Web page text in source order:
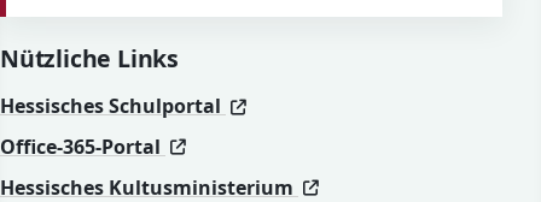
Nützliche Links
Hessisches Schulportal (öffnet in neuem Fenster)
(öffnet in neuem Fenster)
Office-365-Portal
(öffnet in neuem Fenster)
(öffnet in neuem Fenster)
Hessisches Kultusministerium
(öffnet in neuem
(öffnet in neuem